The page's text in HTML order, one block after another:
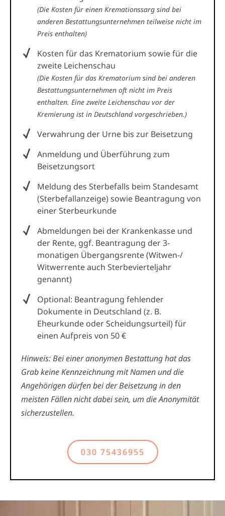
(Die Kosten für einen Kremationssarg sind bei
anderen Bestattungsunternehmen teilweise nicht im
Preis enthalten)
Kosten für das Krematorium sowie für die
zweite Leichenschau
(Die Kosten für das Krematorium sind bei anderen
Bestattungsunternehmen oft nicht im Preis
enthalten. Eine zweite Leichenschau vor der
Kremierung ist in Deutschland vorgeschrieben.)
Verwahrung der Urne bis zur Beisetzung
Anmeldung und Überführung zum
Beisetzungsort
Meldung des Sterbefalls beim Standesamt
(Sterbefallanzeige) sowie Beantragung von
einer Sterbeurkunde
Abmeldungen bei der Krankenkasse und
der Rente, ggf. Beantragung der 3-
monatigen Übergangsrente (Witwen-/
Witwerrente auch Sterbevierteljahr
genannt)
Optional: Beantragung fehlender
Dokumente in Deutschland (z. B.
Eheurkunde oder Scheidungsurteil) für
einen Aufpreis von 50 €
Hinweis: Bei einer anonymen Bestattung hat das
Grab keine Kennzeichnung mit Namen und die
Angehörigen dürfen bei der Beisetzung in den
meisten Fällen nicht dabei sein, um die Anonymität
sicherzustellen.
030 75436955